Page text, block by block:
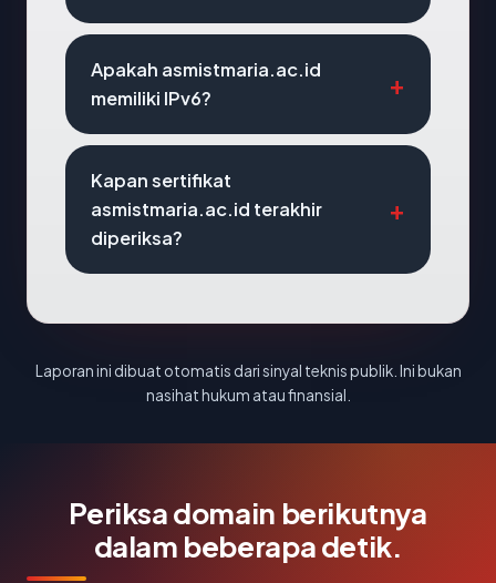
Apakah asmistmaria.ac.id
memiliki IPv6?
Kapan sertifikat
asmistmaria.ac.id terakhir
diperiksa?
Laporan ini dibuat otomatis dari sinyal teknis publik. Ini bukan
nasihat hukum atau finansial.
Periksa domain berikutnya
dalam beberapa detik.